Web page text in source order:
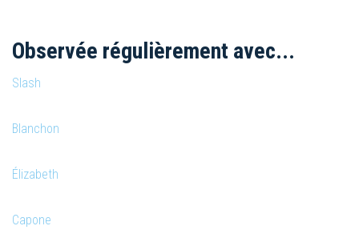
Observée régulièrement avec...
Slash
Blanchon
Élizabeth
Capone